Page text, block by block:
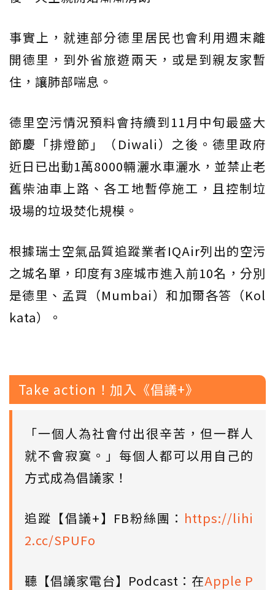
事實上，就連部分德里居民也會利用週末離
開德里，到外省旅遊兩天，或是到親友家暫
住，讓肺部喘息。
德里空污情況預料會持續到11月中旬最盛大
節慶「排燈節」（Diwali）之後。德里政府
近日已出動1萬8000輛灑水車灑水，並禁止老
舊柴油車上路、各工地暫停施工，且控制垃
圾場的垃圾焚化規模。
根據瑞士空氣品質追蹤業者IQAir列出的空污
之城名單，印度有3座城市進入前10名，分別
是德里、孟買（Mumbai）和加爾各答（Kol
kata）。
Take action！加入《倡議+》
「一個人為社會付出很辛苦，但一群人
就不會寂寞。」每個人都可以用自己的
方式成為倡議家！
追蹤【倡議+】FB粉絲團： https://lihi
2.cc/SPUFo
聽【倡議家電台】Podcast：在Apple P